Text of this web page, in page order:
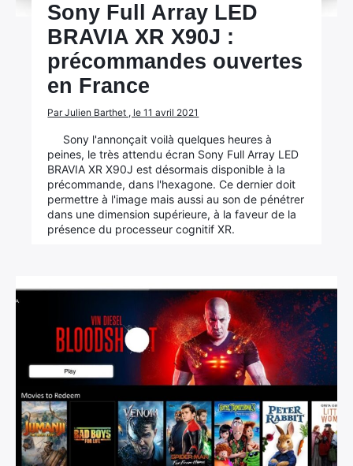
Sony Full Array LED
BRAVIA XR X90J :
précommandes ouvertes
en France
Par Julien Barthet , le 11 avril 2021
Sony l'annonçait voilà quelques heures à
peines, le très attendu écran Sony Full Array LED
BRAVIA XR X90J est désormais disponible à la
précommande, dans l'hexagone. Ce dernier doit
permettre à l'image mais aussi au son de pénétrer
dans une dimension supérieure, à la faveur de la
présence du processeur cognitif XR.